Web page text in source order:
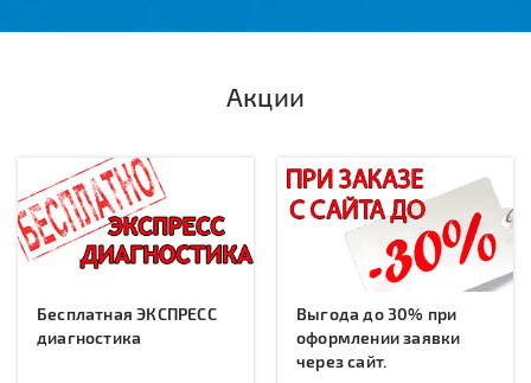
Акции
Бесплатная ЭКСПРЕСС
диагностика
Выгода до 30% при
оформлении заявки
через сайт.